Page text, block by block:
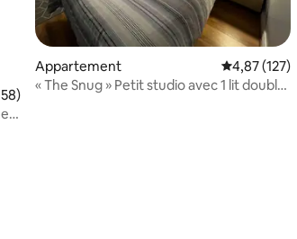
moyenne sur la base de 158 commentaires :
Appartement Évaluation
4,87 (127)
« The Snug » Petit studio avec 1 lit double